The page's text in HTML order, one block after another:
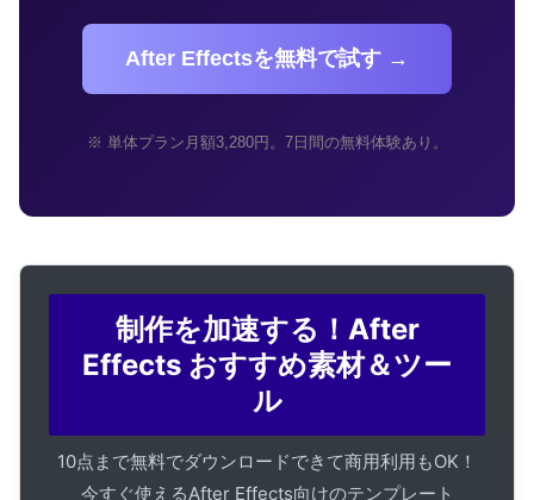
After Effectsを無料で試す →
※ 単体プラン月額3,280円。7日間の無料体験あり。
制作を加速する！After
Effects おすすめ素材＆ツー
ル
10点まで無料でダウンロードできて商用利用もOK！
今すぐ使えるAfter Effects向けのテンプレート